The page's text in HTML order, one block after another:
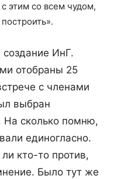
этим со всем чудом,
ИнГ.
отобраны 25
с членами
выбран
На сколько помню,
единогласно.
кто-то против,
Было тут же